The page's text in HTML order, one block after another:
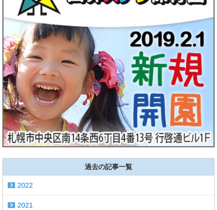
過去の記事一覧
2022
2021